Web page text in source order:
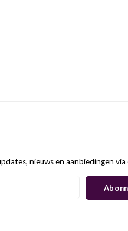
nieuws en aanbiedingen via